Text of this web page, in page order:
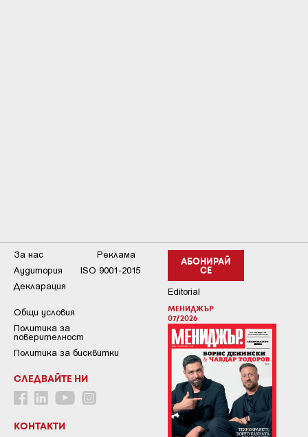
АБОНИРАЙ
СЕ
Editorial
МЕНИДЖЪР
07/2026
За нас
Реклама
Аудитория
ISO 9001-2015
Декларация
Общи условия
Пoлитикa зa
пoвepитeлнocт
Политика за бисквитки
СЛЕДВАЙТЕ НИ
КОНТАКТИ